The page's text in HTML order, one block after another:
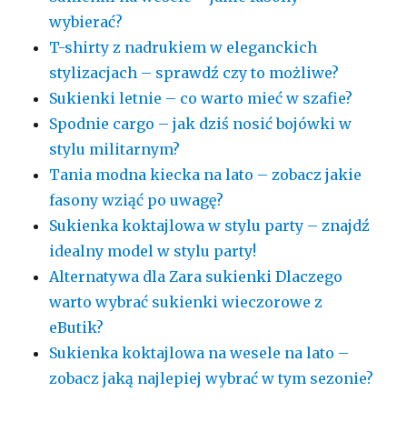
wybierać?
T-shirty z nadrukiem w eleganckich
stylizacjach – sprawdź czy to możliwe?
Sukienki letnie – co warto mieć w szafie?
Spodnie cargo – jak dziś nosić bojówki w
stylu militarnym?
Tania modna kiecka na lato – zobacz jakie
fasony wziąć po uwagę?
Sukienka koktajlowa w stylu party – znajdź
idealny model w stylu party!
Alternatywa dla Zara sukienki Dlaczego
warto wybrać sukienki wieczorowe z
eButik?
Sukienka koktajlowa na wesele na lato –
zobacz jaką najlepiej wybrać w tym sezonie?